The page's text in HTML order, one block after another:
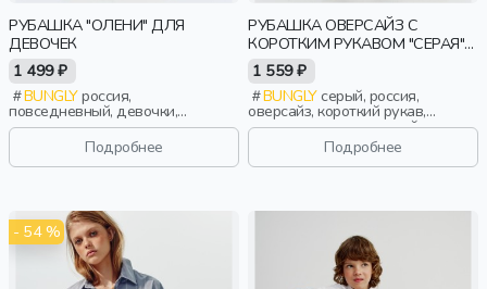
РУБАШКА "ОЛЕНИ" ДЛЯ
ДЕВОЧЕК
1 499 ₽
BUNGLYроссия,
повседневный, девочки,
малыши, дошкольники, дети
Подробнее
РУБАШКА ОВЕРСАЙЗ С
КОРОТКИМ РУКАВОМ "СЕРАЯ"
7+
1 559 ₽
BUNGLYсерый, россия,
оверсайз, короткий рукав,
короткие, повседневный,
мальчики, школьники, подростки,
Подробнее
- 54 %